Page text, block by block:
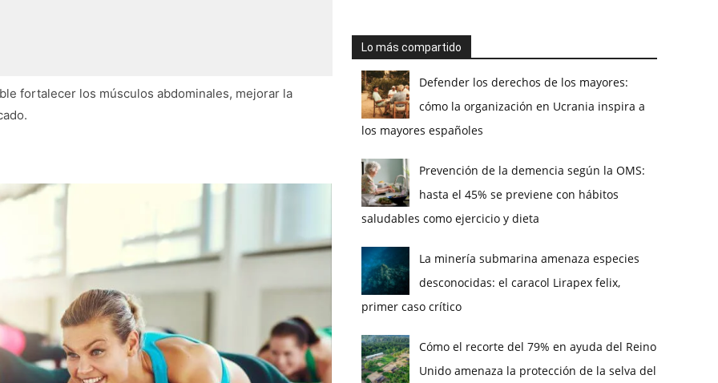
fortalecer los músculos abdominales, mejorar la
Lo más compartido
Defender los derechos de los mayores:
cómo la organización en Ucrania inspira a
los mayores españoles
Prevención de la demencia según la OMS:
hasta el 45% se previene con hábitos
saludables como ejercicio y dieta
La minería submarina amenaza especies
desconocidas: el caracol Lirapex felix,
primer caso crítico
Cómo el recorte del 79% en ayuda del Reino
Unido amenaza la protección de la selva del